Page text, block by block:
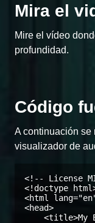
Mira el
Mire el vídeo
profundidad.
Código
A continuación se
visualizador de
<!-- License
<!doctype
<html
<head>
<title>My